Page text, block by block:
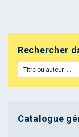
Rechercher
Catalogue